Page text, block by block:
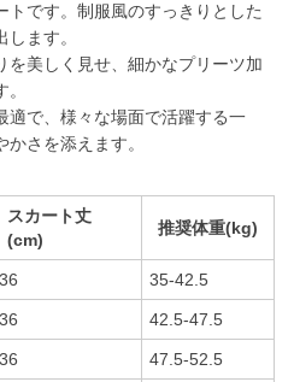
です。制服風のすっきりとした
ます。
を美しく見せ、細かなプリーツ加
適で、様々な場面で活躍する一
さを添えます。
スカート丈
(cm)
推奨体重(kg)
36 35-42.5
36 42.5-47.5
36 47.5-52.5